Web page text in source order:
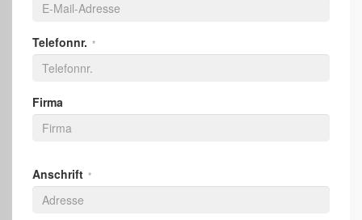
Telefonnr. *
Firma
Anschrift *